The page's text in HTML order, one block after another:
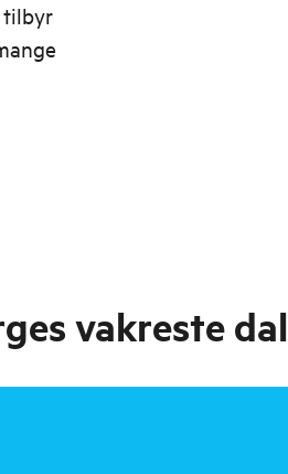
tilbyr
vakreste dal